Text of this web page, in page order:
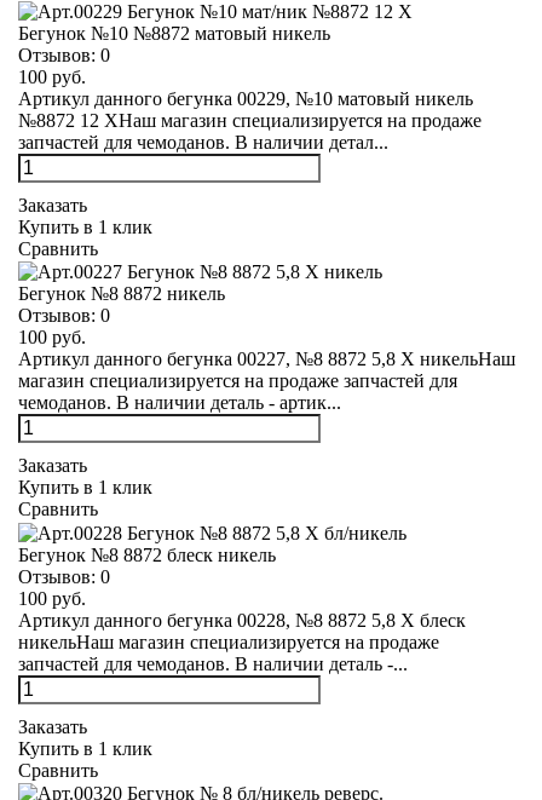
Бегунок №10 №8872 матовый никель
Отзывов: 0
100 руб.
Артикул данного бегунка 00229, №10 матовый никель
№8872 12 XНаш магазин специализируется на продаже
запчастей для чемоданов. В наличии детал...
Заказать
Купить в 1 клик
Сравнить
Бегунок №8 8872 никель
Отзывов: 0
100 руб.
Артикул данного бегунка 00227, №8 8872 5,8 Х никельНаш
магазин специализируется на продаже запчастей для
чемоданов. В наличии деталь - артик...
Заказать
Купить в 1 клик
Сравнить
Бегунок №8 8872 блеск никель
Отзывов: 0
100 руб.
Артикул данного бегунка 00228, №8 8872 5,8 Х блеск
никельНаш магазин специализируется на продаже
запчастей для чемоданов. В наличии деталь -...
Заказать
Купить в 1 клик
Сравнить